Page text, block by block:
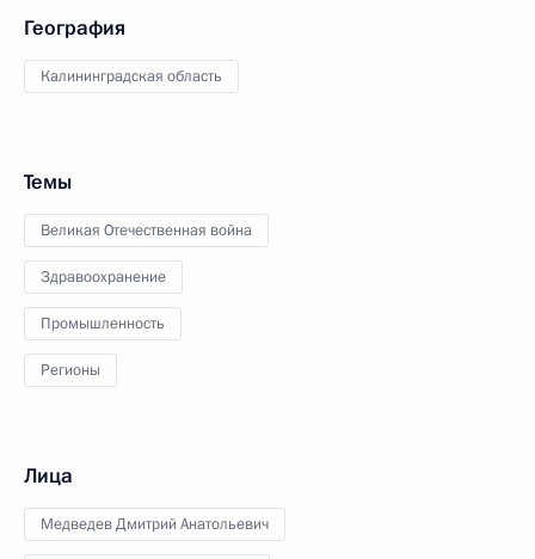
География
Калининградская область
Темы
Великая Отечественная война
Здравоохранение
Промышленность
Регионы
Лица
Медведев Дмитрий Анатольевич